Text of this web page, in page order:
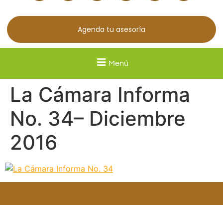
Agenda tu asesoría
Menú
La Cámara Informa
No. 34– Diciembre
2016